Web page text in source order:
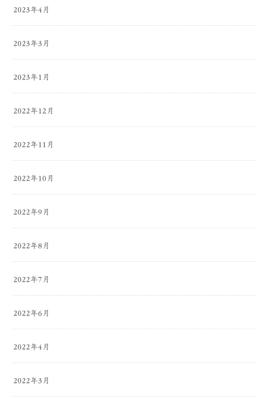
2023年4月
2023年3月
2023年1月
2022年12月
2022年11月
2022年10月
2022年9月
2022年8月
2022年7月
2022年6月
2022年4月
2022年3月